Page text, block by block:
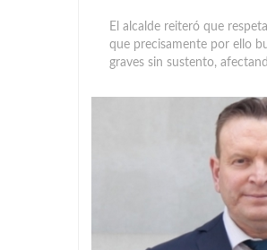
El alcalde reiteró que
que precisamente por ello
graves sin sustento,